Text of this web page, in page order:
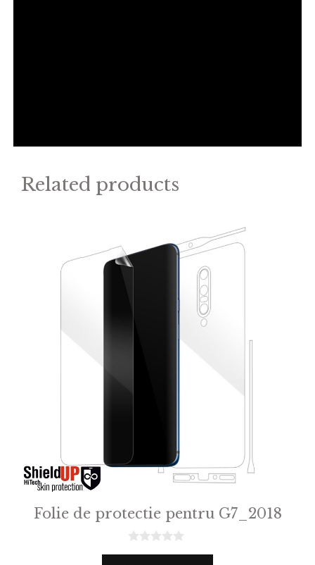
Related products
Folie de protectie pentru G7_2018
0